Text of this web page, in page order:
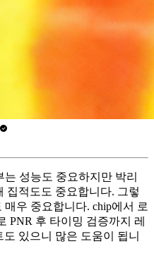
성능도 중요하지만 박리
집적도도 중요합니다. 그렇
우 중요합니다. chip에서 로
PNR 후 타이밍 검증까지 레
있으니 많은 도움이 됩니